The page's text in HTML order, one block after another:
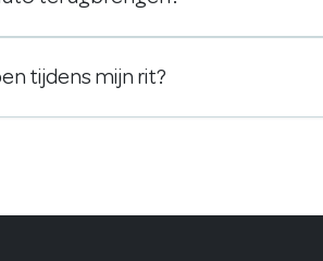
tijdens mijn rit?